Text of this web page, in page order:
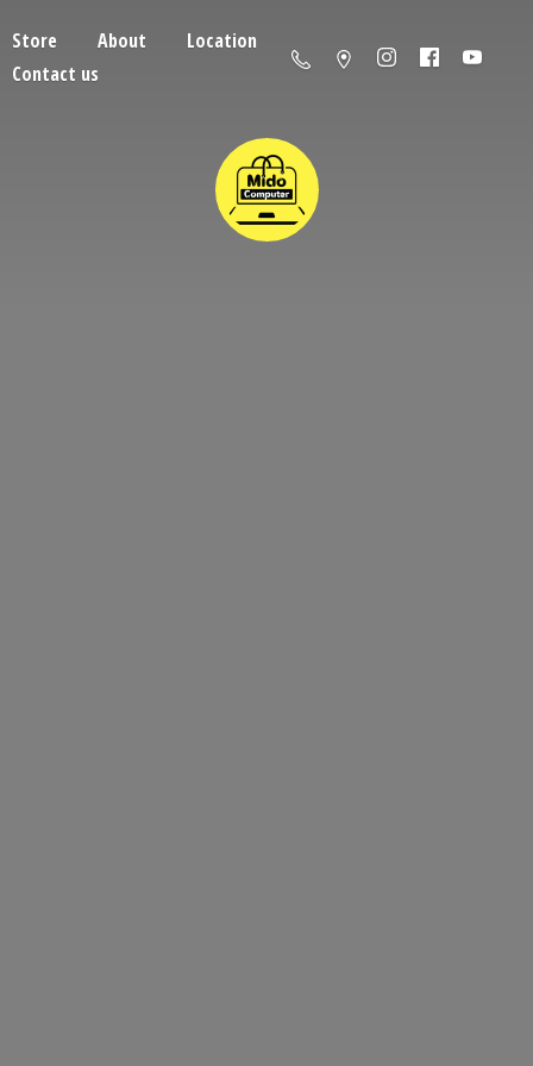
Store About
Location
Contact us